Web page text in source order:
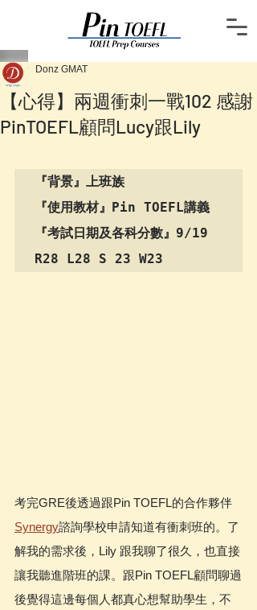
【心得】兩週衝刺一戰102 感謝
PinTOEFL顧問Lucy跟Lily
Donz GMAT
『背景』上班族
『使用教材』Pin TOEFL講義
『考試日期及各科分數』9/19
R28 L28 S 23 W23
考完GRE後透過跟Pin TOEFL的合作夥伴
Synergy諮詢學校申請知道有衝刺班的。了
解我的需求後，Lily 跟我聊了很久，也直接
讓我聽進階班的課。跟Pin TOEFL顧問聊過
後覺得這邊每個人都真心想幫助學生，不